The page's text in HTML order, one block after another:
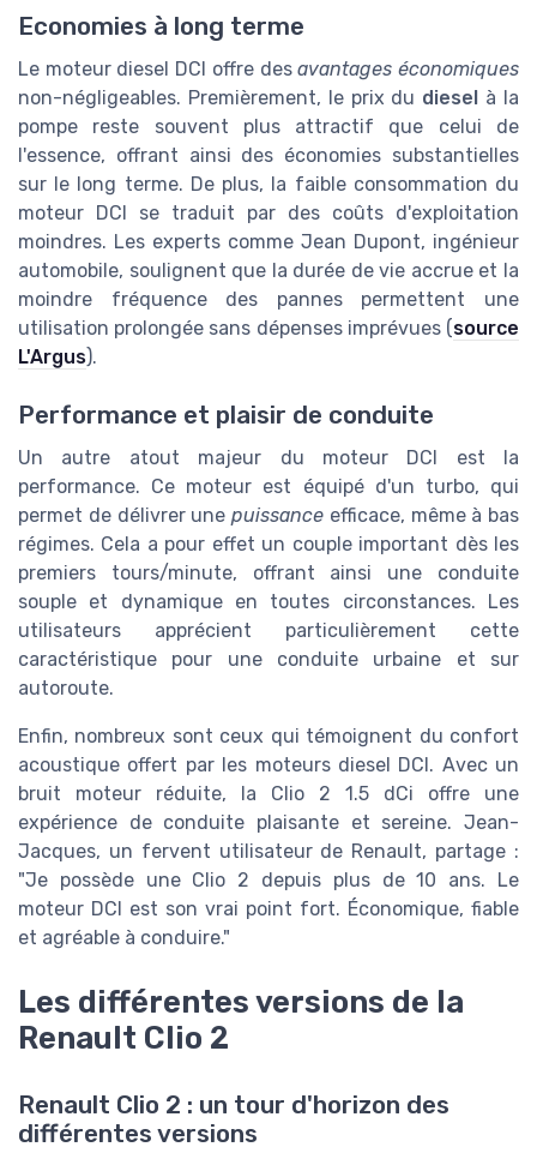
Economies à long terme
Le moteur diesel DCI offre desavantages économiques
non-négligeables. Premièrement, le prix du diesel à la
pompe reste souvent plus attractif que celui de
l'essence, offrant ainsi des économies substantielles
sur le long terme. De plus, la faible consommation du
moteur DCI se traduit par des coûts d'exploitation
moindres. Les experts comme Jean Dupont, ingénieur
automobile, soulignent que la durée de vie accrue et la
moindre fréquence des pannes permettent une
utilisation prolongée sans dépenses imprévues (source
L'Argus).
Performance et plaisir de conduite
Un autre atout majeur du moteur DCI est la
performance. Ce moteur est équipé d'un turbo, qui
permet de délivrer une puissance efficace, même à bas
régimes. Cela a pour effet un couple important dès les
premiers tours/minute, offrant ainsi une conduite
souple et dynamique en toutes circonstances. Les
utilisateurs apprécient particulièrement cette
caractéristique pour une conduite urbaine et sur
autoroute.
Enfin, nombreux sont ceux qui témoignent du confort
acoustique offert par les moteurs diesel DCI. Avec un
bruit moteur réduite, la Clio 2 1.5 dCi offre une
expérience de conduite plaisante et sereine. Jean-
Jacques, un fervent utilisateur de Renault, partage :
"Je possède une Clio 2 depuis plus de 10 ans. Le
moteur DCI est son vrai point fort. Économique, fiable
et agréable à conduire."
Les différentes versions de la
Renault Clio 2
Renault Clio 2 : un tour d'horizon des
différentes versions